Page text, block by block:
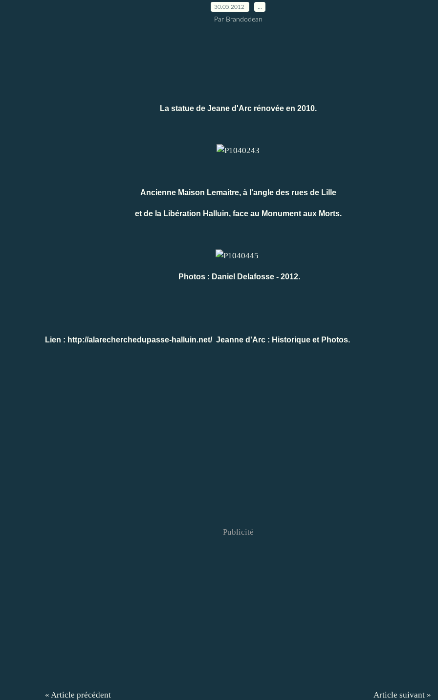
30.05.2012
Par Brandodean
La statue de Jeane d'Arc rénovée en 2010.
Ancienne Maison Lemaitre, à l'angle des rues de Lille
et de la Libération Halluin, face au Monument aux Morts.
Photos : Daniel Delafosse - 2012.
Lien : http://alarecherchedupasse-halluin.net/Jeanne d'Arc : Historique et Photos.
Publicité
« Article précédent Article suivant »